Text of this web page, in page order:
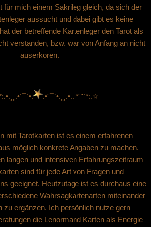
für mich einem Sakrileg gleich, da sich der
aussucht und dabei gibt es keine
der betreffende Kartenleger den Tarot als
verstanden, bzw. war von Anfang an nicht
auserkoren.
.•´¯`•.¸¸.•..:*´¨`*:.☆
mit Tarotkarten ist es einem erfahrenen
möglich konkrete Angaben zu machen.
langen und intensiven Erfahrungszeitraum
sind für jede Art von Fragen und
geeignet. Heutzutage ist es durchaus eine
Wahrsagkartenarten miteinander
zu ergänzen. Ich persönlich nutze gern
die Lenormand Karten als Energie